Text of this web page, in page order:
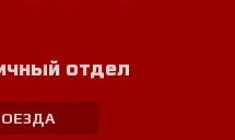
отдел